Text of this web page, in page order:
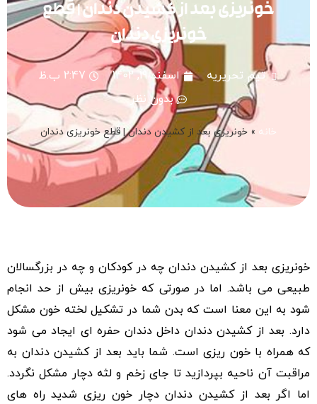
خونریزی بعد از کشیدن دندان | قطع
خونریزی دندان
تیم تحریریه اسفند 19, 1402
2:47 ب.ظ
بدون نظر
خانه » خونریزی بعد از کشیدن دندان | قطع خونریزی دندان
خونریزی بعد از کشیدن دندان چه در کودکان و چه در بزرگسالان
طبیعی می باشد. اما در صورتی که خونریزی بیش از حد انجام
شود به این معنا است که بدن شما در تشکیل لخته خون مشکل
دارد. بعد از کشیدن دندان داخل دندان حفره ای ایجاد می شود
که همراه با خون ریزی است. شما باید بعد از کشیدن دندان به
مراقبت آن ناحیه بپردازید تا جای زخم و لثه دچار مشکل نگردد.
اما اگر بعد از کشیدن دندان دچار خون ریزی شدید راه های